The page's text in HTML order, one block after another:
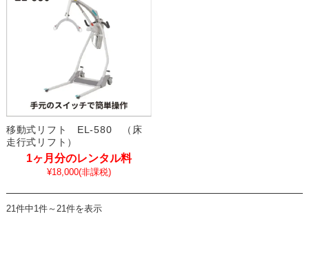
移動式リフト EL-580 （床
走行式リフト）
1ヶ月分のレンタル料
¥18,000(非課税)
21件中1件～21件を表示